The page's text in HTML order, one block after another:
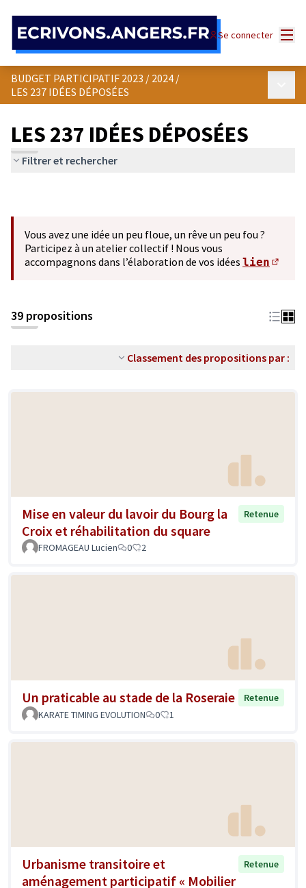
Se connecter
BUDGET PARTICIPATIF 2023 / 2024 /
LES 237 IDÉES DÉPOSÉES
LES 237 IDÉES DÉPOSÉES
Filtrer et rechercher
Vous avez une idée un peu floue, un rêve un peu fou ?
Participez à un atelier collectif ! Nous vous
accompagnons dans l’élaboration de vos idées lien
39 propositions
Classement des propositions par :
Mise en valeur du lavoir du Bourg la
Croix et réhabilitation du square
Retenue
FROMAGEAU Lucien 0 2
Un praticable au stade de la Roseraie
Retenue
KARATE TIMING EVOLUTION
0 1
Urbanisme transitoire et
aménagement participatif « Mobilier
Retenue